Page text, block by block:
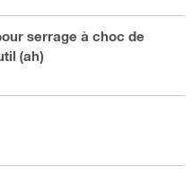
serrage à choc de
(ah)